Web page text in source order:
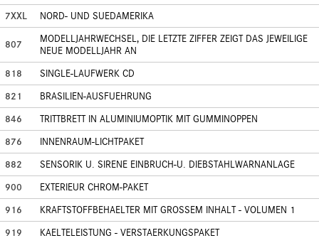
7XXL
NORD- UND SUEDAMERIKA
807
MODELLJAHRWECHSEL, DIE LETZTE ZIFFER ZEIGT DAS JEWEILIGE
NEUE MODELLJAHR AN
818
SINGLE-LAUFWERK CD
821
BRASILIEN-AUSFUEHRUNG
846
TRITTBRETT IN ALUMINIUMOPTIK MIT GUMMINOPPEN
876
INNENRAUM-LICHTPAKET
882
SENSORIK U. SIRENE EINBRUCH-U. DIEBSTAHLWARNANLAGE
900
EXTERIEUR CHROM-PAKET
916
KRAFTSTOFFBEHAELTER MIT GROSSEM INHALT - VOLUMEN 1
919
KAELTELEISTUNG - VERSTAERKUNGSPAKET